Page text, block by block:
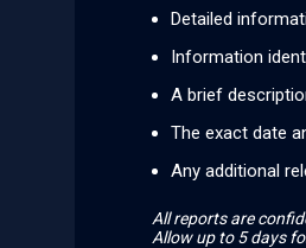
Detailed
Information
A brief
The exact date
Any additional
All reports are
Allow up to 5 days